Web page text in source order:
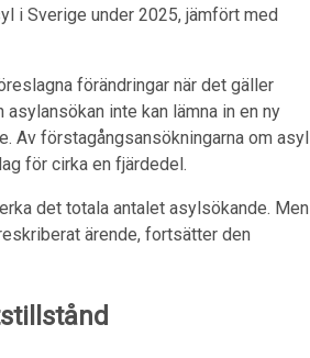
i Sverige under 2025, jämfört med
förändringar när det gäller
inte kan lämna in en ny
Av förstagångsansökningarna om asyl
för cirka en fjärdedel.
det totala antalet asylsökande. Men
ärende, fortsätter den